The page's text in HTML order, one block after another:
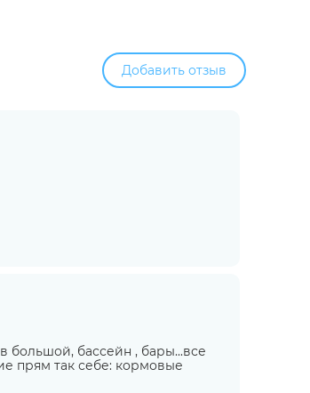
Добавить отзыв
большой, бассейн , бары...все
прям так себе: кормовые